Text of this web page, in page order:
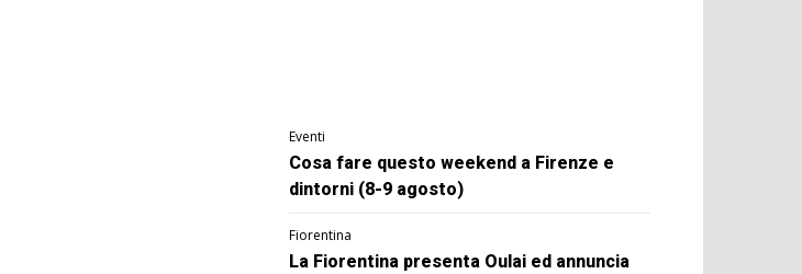
Eventi
Cosa fare questo weekend a Firenze e
dintorni (8-9 agosto)
Fiorentina
La Fiorentina presenta Oulai ed annuncia